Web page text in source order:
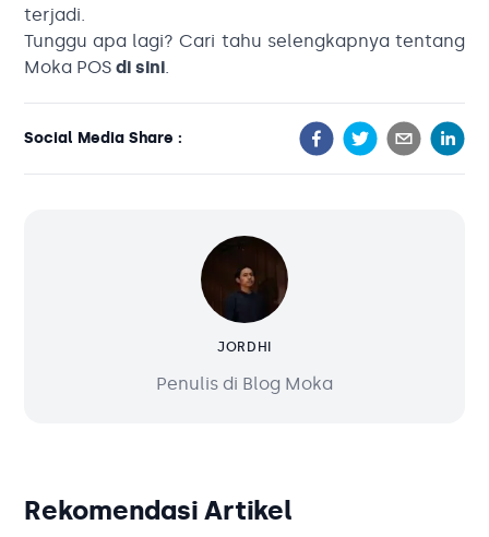
terjadi.
Tunggu apa lagi? Cari tahu selengkapnya tentang
Moka POSdi sini.
Social Media Share :
JORDHI
Penulis di Blog Moka
Rekomendasi Artikel